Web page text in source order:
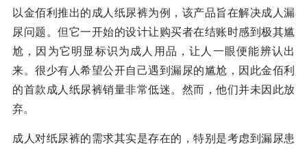
以金佰利推出的成人纸尿裤为例，该产品旨在解决成人漏
尿问题。但它一开始的设计让购买者在结账时感到极其尴
尬，因为它明显标识为成人用品，让人一眼便能辨认出
来。很少有人希望公开自己遇到漏尿的尴尬，因此金佰利
的首款成人纸尿裤销量非常低迷。然而，他们并未因此放
弃。
成人对纸尿裤的需求其实是存在的，特别是考虑到漏尿患